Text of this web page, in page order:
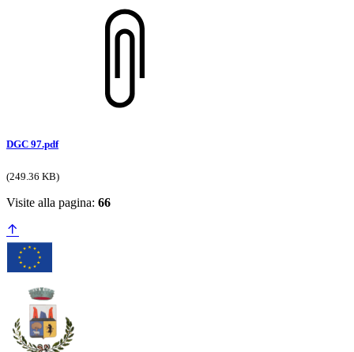
DGC 97.pdf
(249.36 KB)
Visite alla pagina: 66